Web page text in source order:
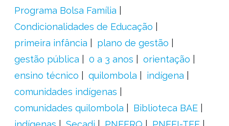
Programa Bolsa Família
Condicionalidades de Educação
primeira infância
plano de gestão
gestão pública
0 a 3 anos
orientação
ensino técnico
quilombola
indígena
comunidades indígenas
comunidades quilombola
Biblioteca BAE